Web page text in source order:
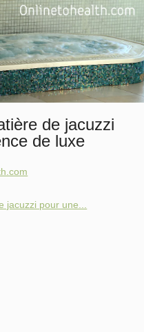
de jacuzzi
de luxe
jacuzzi pour une...